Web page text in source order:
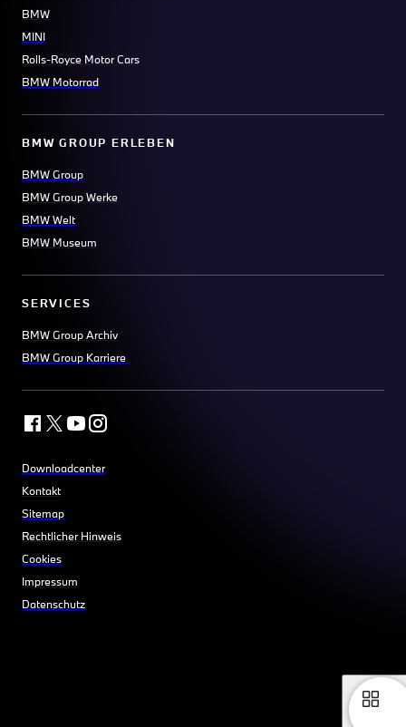
BMW
MINI
Rolls-Royce Motor Cars
BMW Motorrad
BMW GROUP ERLEBEN
BMW Group
BMW Group Werke
BMW Welt
BMW Museum
SERVICES
BMW Group Archiv
BMW Group Karriere
Downloadcenter
Kontakt
Sitemap
Rechtlicher Hinweis
Cookies
Impressum
Datenschutz